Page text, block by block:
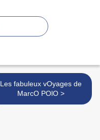
Les fabuleux vOyages de
MarcO POlO >